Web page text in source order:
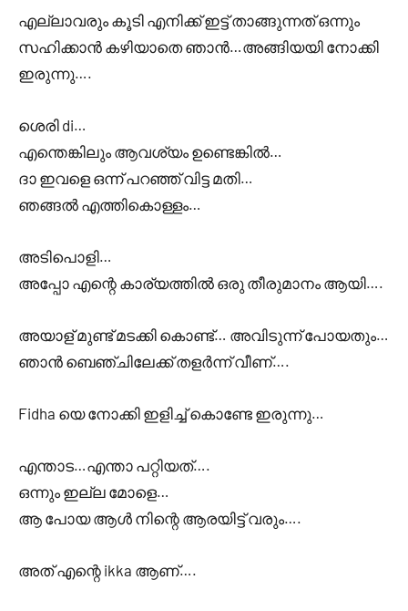
എല്ലാവരും കൂടി എനിക്ക് ഇട്ട് താങ്ങുന്നത് ഒന്നും
സഹിക്കാൻ കഴിയാതെ ഞാൻ…അങ്ങിയയി നോക്കി
ഇരുന്നു….
ശെരി di…
എന്തെങ്കിലും ആവശ്യം ഉണ്ടെങ്കിൽ…
ദാ ഇവളെ ഒന്ന് പറഞ്ഞ് വിട്ട മതി…
ഞങ്ങൽ എത്തികൊള്ളം…
അടിപൊളി…
അപ്പോ എന്റെ കാര്യത്തിൽ ഒരു തീരുമാനം ആയി….
അയാള് മുണ്ട് മടക്കി കൊണ്ട്… അവിടുന്ന് പോയതും…
ഞാൻ ബെഞ്ചിലേക്ക് തളർന്ന് വീണ്….
Fidha യെ നോക്കി ഇളിച്ച് കൊണ്ടേ ഇരുന്നു…
എന്താട…എന്താ പറ്റിയത്….
ഒന്നും ഇല്ല മോളെ…
ആ പോയ ആൾ നിന്റെ ആരയിട്ട്‌ വരും….
അത് എന്റെ ikka ആണ്….